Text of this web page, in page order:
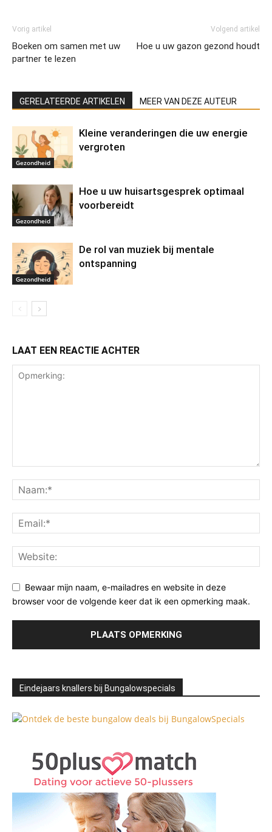
Vorig artikel
Boeken om samen met uw
partner te lezen
Volgend artikel
Hoe u uw gazon gezond houdt
GERELATEERDE ARTIKELEN MEER VAN DEZE AUTEUR
Gezondheid
Kleine veranderingen die uw energie
vergroten
Gezondheid
Hoe u uw huisartsgesprek optimaal
voorbereidt
Gezondheid
De rol van muziek bij mentale
ontspanning
LAAT EEN REACTIE ACHTER
Bewaar mijn naam, e-mailadres en website in deze
browser voor de volgende keer dat ik een opmerking maak.
Eindejaars knallers bij Bungalowspecials